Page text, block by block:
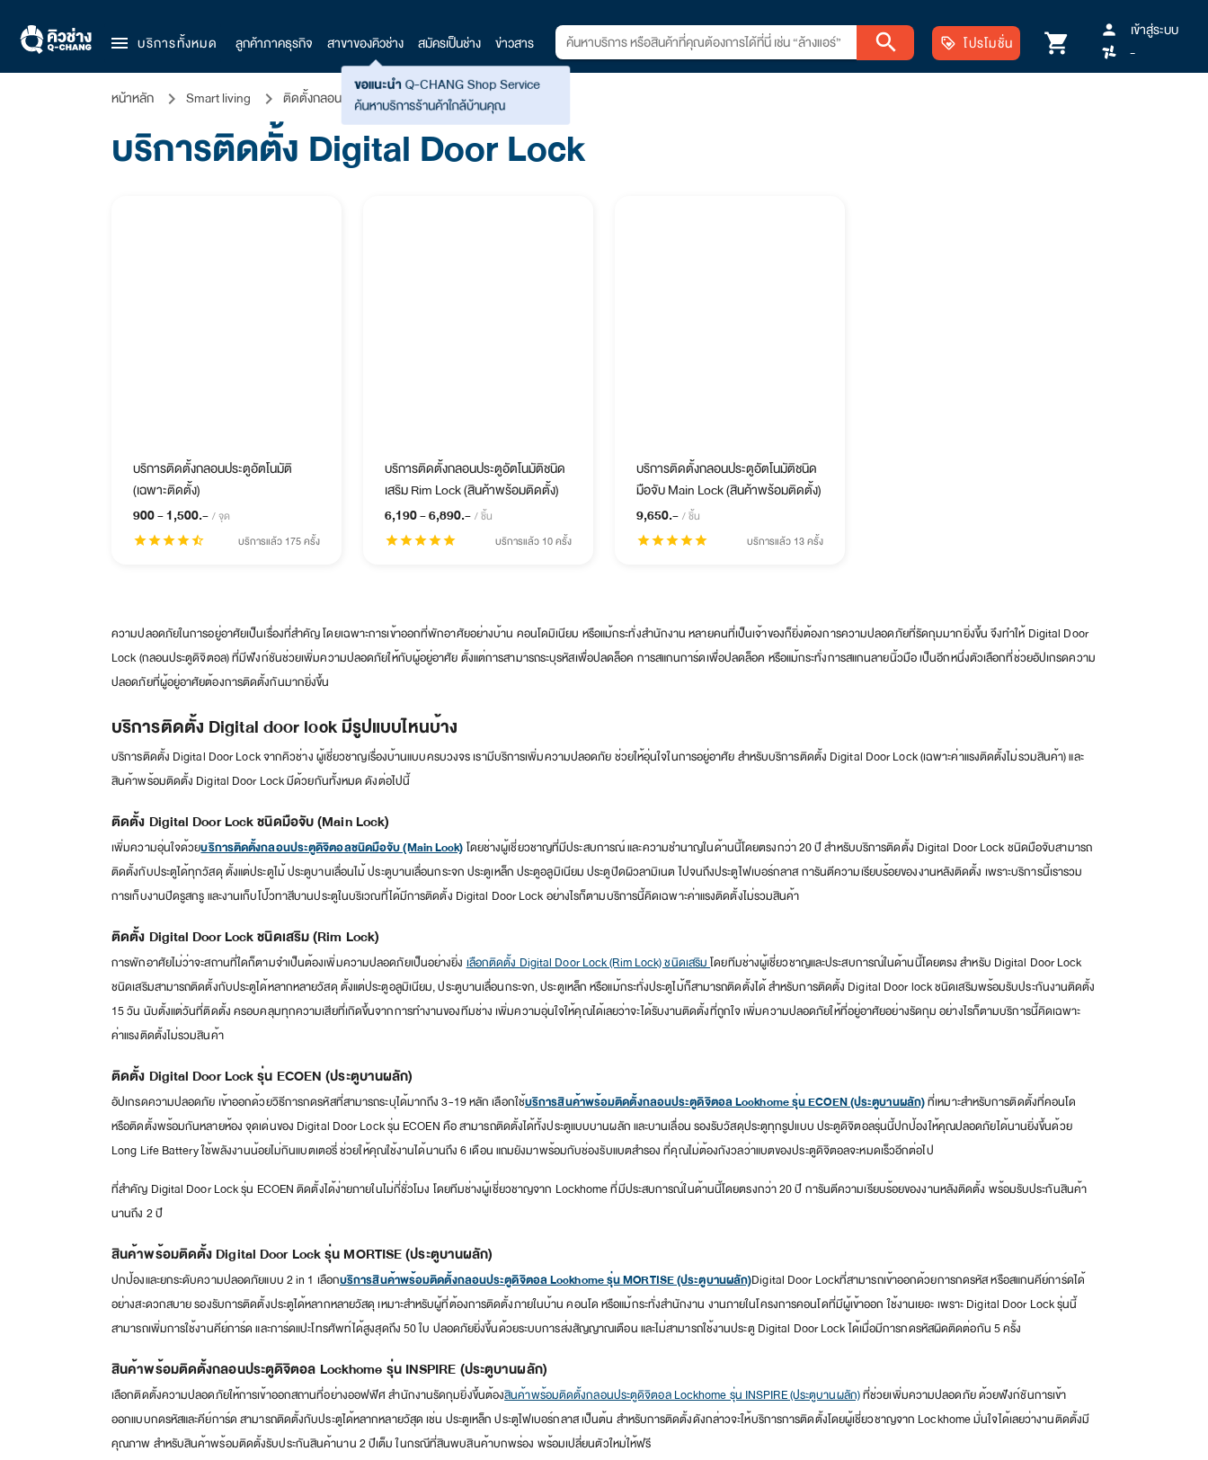
menu บริการทั้งหมด ลูกค้าภาคธุรกิจ สาขาของคิวช่าง สมัครเป็นช่าง ข่าวสาร search loyalty โปรโมชั่น shopping_cart person
เข้าสู่ระบบ
-
หน้าหลัก Smart living ติดตั้งกลอนประตูดิจิตอล
บริการติดตั้ง Digital Door Lock
บริการติดตั้งกลอนประตูอัตโนมัติ
(เฉพาะติดตั้ง)
900 - 1,500.- / จุด
starstarstarstarstar_half บริการแล้ว 175 ครั้ง
บริการติดตั้งกลอนประตูอัตโนมัติชนิด
เสริม Rim Lock (สินค้าพร้อมติดตั้ง)
6,190 - 6,890.- / ชิ้น
starstarstarstarstar บริการแล้ว 10 ครั้ง
บริการติดตั้งกลอนประตูอัตโนมัติชนิด
มือจับ Main Lock (สินค้าพร้อมติดตั้ง)
9,650.- / ชิ้น
starstarstarstarstar บริการแล้ว 13 ครั้ง
ความปลอดภัยในการอยู่อาศัยเป็นเรื่องที่สำคัญ โดยเฉพาะการเข้าออกที่พักอาศัยอย่างบ้าน คอนโดมิเนียม หรือแม้กระทั่งสำนักงาน หลายคนที่เป็นเจ้าของก็ยิ่งต้องการความปลอดภัยที่รัดกุมมากยิ่งขึ้น จึงทำให้ Digital Door
Lock (กลอนประตูดิจิตอล) ที่มีฟังก์ชันช่วยเพิ่มความปลอดภัยให้กับผู้อยู่อาศัย ตั้งแต่การสามารถระบุรหัสเพื่อปลดล็อค การสแกนการ์ดเพื่อปลดล็อค หรือแม้กระทั่งการสแกนลายนิ้วมือ เป็นอีกหนึ่งตัวเลือกที่ช่วยอัปเกรดความ
ปลอดภัยที่ผู้อยู่อาศัยต้องการติดตั้งกันมากยิ่งขึ้น
บริการติดตั้ง Digital door lock มีรูปแบบไหนบ้าง
บริการติดตั้ง Digital Door Lock จากคิวช่าง ผู้เชี่ยวชาญเรื่องบ้านแบบครบวงจร เรามีบริการเพิ่มความปลอดภัย ช่วยให้อุ่นใจในการอยู่อาศัย สำหรับบริการติดตั้ง Digital Door Lock (เฉพาะค่าแรงติดตั้งไม่รวมสินค้า) และ
สินค้าพร้อมติดตั้ง Digital Door Lock มีด้วยกันทั้งหมด ดังต่อไปนี้
ติดตั้ง Digital Door Lock ชนิดมือจับ (Main Lock)
เพิ่มความอุ่นใจด้วยบริการติดตั้งกลอนประตูดิจิตอลชนิดมือจับ (Main Lock)โดยช่างผู้เชี่ยวชาญที่มีประสบการณ์ และความชำนาญในด้านนี้โดยตรงกว่า 20 ปี สำหรับบริการติดตั้ง Digital Door Lock ชนิดมือจับสามารถ
ติดตั้งกับประตูได้ทุกวัสดุ ตั้งแต่ประตูไม้ ประตูบานเลื่อนไม้ ประตูบานเลื่อนกระจก ประตูเหล็ก ประตูอลูมิเนียม ประตูปิดผิวลามิเนต ไปจนถึงประตูไฟเบอร์กลาส การันตีความเรียบร้อยของงานหลังติดตั้ง เพราะบริการนี้เรารวม
การเก็บงานปิดรูสกรู และงานเก็บโป๊วทาสีบานประตูในบริเวณที่ได้มีการติดตั้ง Digital Door Lock อย่างไรก็ตามบริการนี้คิดเฉพาะค่าแรงติดตั้งไม่รวมสินค้า
ติดตั้ง Digital Door Lock ชนิดเสริม (Rim Lock)
การพักอาศัยไม่ว่าจะสถานที่ใดก็ตามจำเป็นต้องเพิ่มความปลอดภัยเป็นอย่างยิ่งเลือกติดตั้ง Digital Door Lock (Rim Lock) ชนิดเสริมโดยทีมช่างผู้เชี่ยวชาญและประสบการณ์ในด้านนี้โดยตรง สำหรับ Digital Door Lock
ชนิดเสริมสามารถติดตั้งกับประตูได้หลากหลายวัสดุ ตั้งแต่ประตูอลูมิเนียม, ประตูบานเลื่อนกระจก, ประตูเหล็ก หรือแม้กระทั่งประตูไม้ก็สามารถติดตั้งได้ สำหรับการติดตั้ง Digital Door lock ชนิดเสริมพร้อมรับประกันงานติดตั้ง
15 วัน นับตั้งแต่วันที่ติดตั้ง ครอบคลุมทุกความเสียที่เกิดขึ้นจากการทำงานของทีมช่าง เพิ่มความอุ่นใจให้คุณได้เลยว่าจะได้รับงานติดตั้งที่ถูกใจ เพิ่มความปลอดภัยให้ที่อยู่อาศัยอย่างรัดกุม อย่างไรก็ตามบริการนี้คิดเฉพาะ
ค่าแรงติดตั้งไม่รวมสินค้า
ติดตั้ง Digital Door Lock รุ่น ECOEN (ประตูบานผลัก)
อัปเกรดความปลอดภัย เข้าออกด้วยวิธีการกดรหัสที่สามารถระบุได้มากถึง 3-19 หลัก เลือกใช้บริการสินค้าพร้อมติดตั้งกลอนประตูดิจิตอล Lockhome รุ่น ECOEN (ประตูบานผลัก)ที่เหมาะสำหรับการติดตั้งที่คอนโด
หรือติดตั้งพร้อมกันหลายห้อง จุดเด่นของ Digital Door Lock รุ่น ECOEN คือ สามารถติดตั้งได้ทั้งประตูแบบบานผลัก และบานเลื่อน รองรับวัสดุประตูทุกรูปแบบ ประตูดิจิตอลรุ่นนี้ปกป้องให้คุณปลอดภัยได้นานยิ่งขึ้นด้วย
Long Life Battery ใช้พลังงานน้อยไม่กินแบตเตอรี่ ช่วยให้คุณใช้งานได้นานถึง 6 เดือน แถมยังมาพร้อมกับช่องรับแบตสำรอง ที่คุณไม่ต้องกังวลว่าแบตของประตูดิจิตอลจะหมดเร็วอีกต่อไป
ที่สำคัญ Digital Door Lock รุ่น ECOEN ติดตั้งได้ง่ายภายในไม่กี่ชั่วโมง โดยทีมช่างผู้เชี่ยวชาญจาก Lockhome ที่มีประสบการณ์ในด้านนี้โดยตรงกว่า 20 ปี การันตีความเรียบร้อยของงานหลังติดตั้ง พร้อมรับประกันสินค้า
นานถึง 2 ปี
สินค้าพร้อมติดตั้ง Digital Door Lock รุ่น MORTISE (ประตูบานผลัก)
ปกป้องและยกระดับความปลอดภัยแบบ 2 in 1 เลือกบริการสินค้าพร้อมติดตั้งกลอนประตูดิจิตอล Lockhome รุ่น MORTISE (ประตูบานผลัก)Digital Door Lockที่สามารถเข้าออกด้วยการกดรหัส หรือสแกนคีย์การ์ดได้
อย่างสะดวกสบาย รองรับการติดตั้งประตูได้หลากหลายวัสดุ เหมาะสำหรับผู้ที่ต้องการติดตั้งภายในบ้าน คอนโด หรือแม้กระทั่งสำนักงาน งานภายในโครงการคอนโดที่มีผู้เข้าออก ใช้งานเยอะ เพราะ Digital Door Lock รุ่นนี้
สามารถเพิ่มการใช้งานคีย์การ์ด และการ์ดแปะโทรศัพท์ได้สูงสุดถึง 50 ใบ ปลอดภัยยิ่งขึ้นด้วยระบบการส่งสัญญาณเตือน และไม่สามารถใช้งานประตู Digital Door Lock ได้เมื่อมีการกดรหัสผิดติดต่อกัน 5 ครั้ง
สินค้าพร้อมติดตั้งกลอนประตูดิจิตอล Lockhome รุ่น INSPIRE (ประตูบานผลัก)
เลือกติดตั้งความปลอดภัยให้การเข้าออกสถานที่อย่างออฟฟิศ สำนักงานรัดกุมยิ่งขึ้นต้องสินค้าพร้อมติดตั้งกลอนประตูดิจิตอล Lockhome รุ่น INSPIRE (ประตูบานผลัก)ที่ช่วยเพิ่มความปลอดภัย ด้วยฟังก์ชันการเข้า
ออกแบบกดรหัสและคีย์การ์ด สามารถติดตั้งกับประตูได้หลากหลายวัสุด เช่น ประตูเหล็ก ประตูไฟเบอร์กลาส เป็นต้น สำหรับการติดตั้งดังกล่าวจะให้บริการการติดตั้งโดยผู้เชี่ยวชาญจาก Lockhome มั่นใจได้เลยว่างานติดตั้งมี
คุณภาพ สำหรับสินค้าพร้อมติดตั้งรับประกันสินค้านาน 2 ปีเต็ม ในกรณีที่สินพบสินค้าบกพร่อง พร้อมเปลี่ยนตัวใหม่ให้ฟรี
ขอแนะนำQ-CHANG Shop Service
ค้นหาบริการร้านค้าใกล้บ้านคุณ